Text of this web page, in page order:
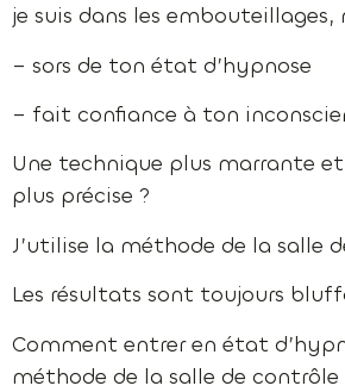
je suis dans les embouteillages,
– sors de ton état d’hypnose
– fait confiance à ton
Une technique plus marrante
plus précise ?
J’utilise la méthode de la salle
Les résultats sont toujours
Comment entrer en état
méthode de la salle de contrôle